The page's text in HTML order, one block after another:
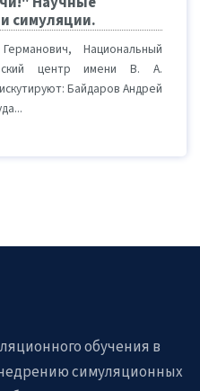
симуляции.
Национальный
центр имени В. А.
Байдаров Андрей
обучения в
симуляционных